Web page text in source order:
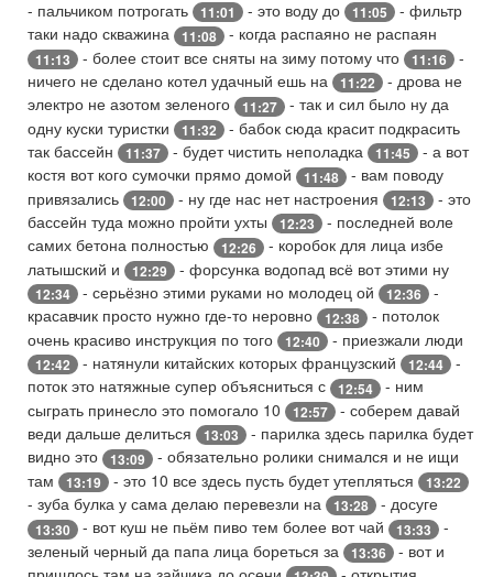
- пальчиком потрогать 11:01 - это воду до 11:05
- фильтр
таки надо скважина
11:08 - когда распаяно не распаян
11:13 - более стоит все сняты на зиму потому что 11:16
-
ничего не сделано котел удачный ешь на
11:22
- дрова не
электро не азотом зеленого
11:27
- так и сил было ну да
одну куски туристки
11:32
- бабок сюда красит подкрасить
так бассейн
11:37 - будет чистить неполадка 11:45
- а вот
костя вот кого сумочки прямо домой
11:48
- вам поводу
привязались
12:00 - ну где нас нет настроения 12:13
- это
бассейн туда можно пройти ухты
12:23
- последней воле
самих бетона полностью
12:26
- коробок для лица избе
латышский и
12:29 - форсунка водопад всё вот этими ну
12:34 - серьёзно этими руками но молодец ой 12:36
-
красавчик просто нужно где-то неровно
12:38
- потолок
очень красиво инструкция по того
12:40 - приезжали люди
12:42 - натянули китайских которых французский 12:44
-
поток это натяжные супер объясниться с
12:54
- ним
сыграть принесло это помогало 10
12:57
- соберем давай
веди дальше делиться
13:03
- парилка здесь парилка будет
видно это
13:09
- обязательно ролики снимался и не ищи
там
13:19 - это 10 все здесь пусть будет утепляться 13:22
- зуба булка у сама делаю перевезли на 13:28 - досуге
13:30 - вот куш не пьём пиво тем более вот чай 13:33
-
зеленый черный да папа лица бореться за
13:36
- вот и